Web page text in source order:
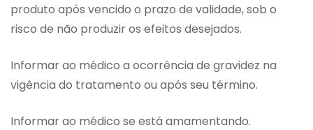
produto após vencido o prazo de validade, sob o
risco de não produzir os efeitos desejados.
Informar ao médico a ocorrência de gravidez na
vigência do tratamento ou após seu término.
Informar ao médico se está amamentando.